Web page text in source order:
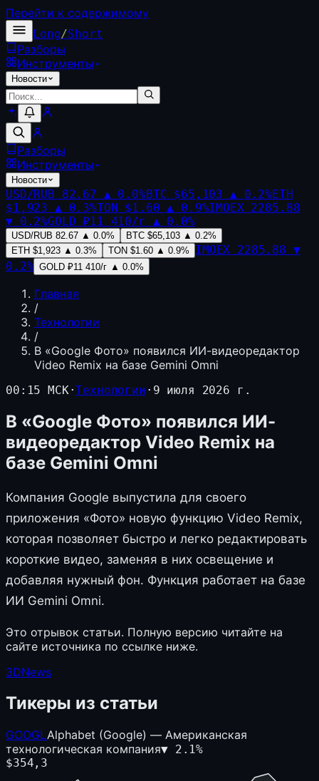
Перейти к содержимому
Long/Short
Разборы
Инструменты
Новости
Разборы
Инструменты
Новости
USD/RUB 82.67 ▲ 0.0%BTC $65,103 ▲ 0.2%ETH
$1,923 ▲ 0.3%TON $1.60 ▲ 0.9%IMOEX 2285.88
▼ 0.2%GOLD ₽11 410/г ▲ 0.0%
USD/RUB 82.67 ▲ 0.0% BTC $65,103 ▲ 0.2%
ETH $1,923 ▲ 0.3% TON $1.60 ▲ 0.9% IMOEX 2285.88 ▼
0.2% GOLD ₽11 410/г ▲ 0.0%
Главная
/
Технологии
/
В «Google Фото» появился ИИ-видеоредактор
Video Remix на базе Gemini Omni
00:15 МСК·Технологии · 9 июля 2026 г.
В «Google Фото» появился ИИ-
видеоредактор Video Remix на
базе Gemini Omni
Компания Google выпустила для своего
приложения «Фото» новую функцию Video Remix,
которая позволяет быстро и легко редактировать
короткие видео, заменяя в них освещение и
добавляя нужный фон. Функция работает на базе
ИИ Gemini Omni.
Это отрывок статьи. Полную версию читайте на
сайте источника по ссылке ниже.
3DNews
Тикеры из статьи
GOOGLAlphabet (Google) — Американская
технологическая компания▼ 2.1%
$354,3